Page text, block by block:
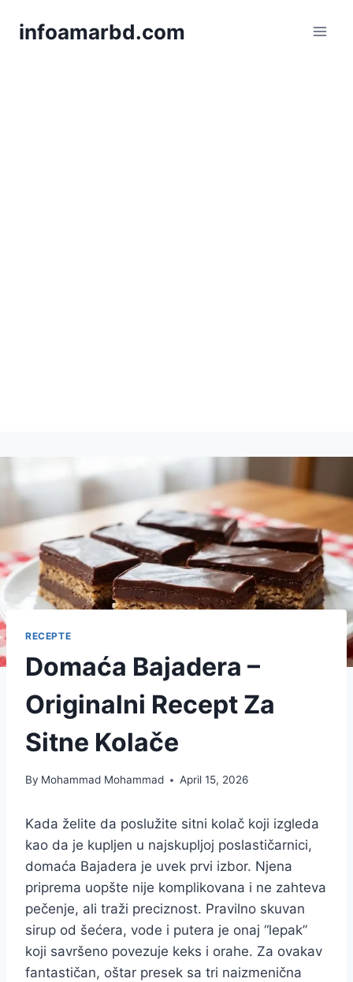
infoamarbd.com
RECEPTE
Domaća Bajadera –
Originalni Recept Za
Sitne Kolače
By Mohammad Mohammad April 15, 2026
Kada želite da poslužite sitni kolač koji izgleda
kao da je kupljen u najskupljoj poslastičarnici,
domaća Bajadera je uvek prvi izbor. Njena
priprema uopšte nije komplikovana i ne zahteva
pečenje, ali traži preciznost. Pravilno skuvan
sirup od šećera, vode i putera je onaj “lepak”
koji savršeno povezuje keks i orahe. Za ovakav
fantastičan, oštar presek sa tri naizmenična